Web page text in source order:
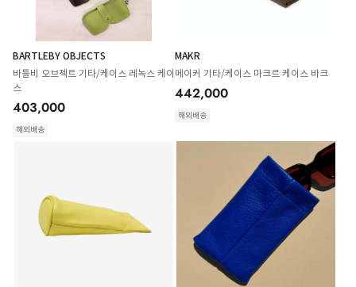
BARTLEBY OBJECTS
바틀비 오브젝트 기타/케이스 레녹스 케이
스
403,000
해외배송
MAKR
메이커 기타/케이스 마크르 케이스 바크
442,000
해외배송